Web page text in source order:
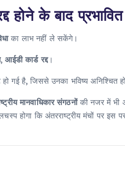
होने के बाद
का लाभ नहीं ले सकेंगे।
,आईडी कार्ड रद्द।
गई है, जिससे उनका भविष्य अनिश्चित
मानवाधिकार संगठनोंकी नजर में भी
होगा कि अंतरराष्ट्रीय मंचों पर